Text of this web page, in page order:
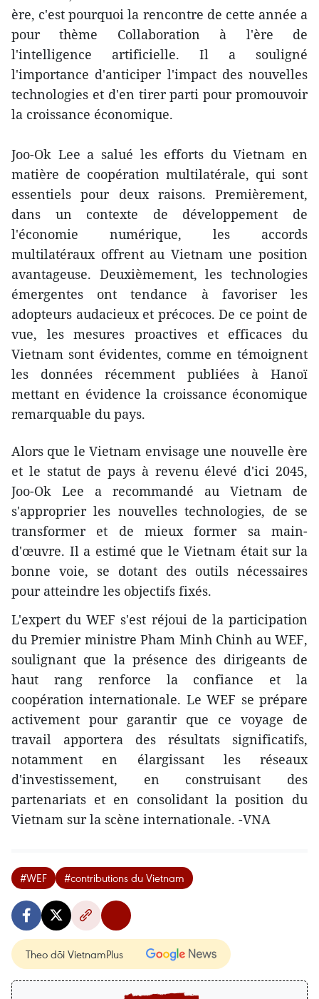
ère, c'est pourquoi la rencontre de cette année a
pour thème Collaboration à l'ère de
l'intelligence artificielle. Il a souligné
l'importance d'anticiper l'impact des nouvelles
technologies et d'en tirer parti pour promouvoir
la croissance économique.
Joo-Ok Lee a salué les efforts du Vietnam en
matière de coopération multilatérale, qui sont
essentiels pour deux raisons. Premièrement,
dans un contexte de développement de
l'économie numérique, les accords
multilatéraux offrent au Vietnam une position
avantageuse. Deuxièmement, les technologies
émergentes ont tendance à favoriser les
adopteurs audacieux et précoces. De ce point de
vue, les mesures proactives et efficaces du
Vietnam sont évidentes, comme en témoignent
les données récemment publiées à Hanoï
mettant en évidence la croissance économique
remarquable du pays.
Alors que le Vietnam envisage une nouvelle ère
et le statut de pays à revenu élevé d'ici 2045,
Joo-Ok Lee a recommandé au Vietnam de
s'approprier les nouvelles technologies, de se
transformer et de mieux former sa main-
d'œuvre. Il a estimé que le Vietnam était sur la
bonne voie, se dotant des outils nécessaires
pour atteindre les objectifs fixés.
L'expert du WEF s'est réjoui de la participation
du Premier ministre Pham Minh Chinh au WEF,
soulignant que la présence des dirigeants de
haut rang renforce la confiance et la
coopération internationale. Le WEF se prépare
activement pour garantir que ce voyage de
travail apportera des résultats significatifs,
notamment en élargissant les réseaux
d'investissement, en construisant des
partenariats et en consolidant la position du
Vietnam sur la scène internationale. -VNA
#WEF #contributions du Vietnam
Theo dõi VietnamPlus